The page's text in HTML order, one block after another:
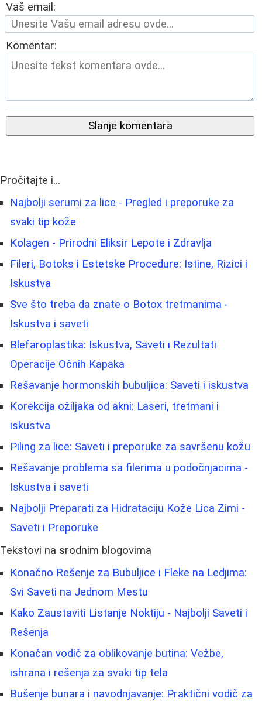
Vaš email:
Komentar:
Slanje komentara
Pročitajte i...
Najbolji serumi za lice - Pregled i preporuke za
svaki tip kože
Kolagen - Prirodni Eliksir Lepote i Zdravlja
Fileri, Botoks i Estetske Procedure: Istine, Rizici i
Iskustva
Sve što treba da znate o Botox tretmanima -
Iskustva i saveti
Blefaroplastika: Iskustva, Saveti i Rezultati
Operacije Očnih Kapaka
Rešavanje hormonskih bubuljica: Saveti i iskustva
Korekcija ožiljaka od akni: Laseri, tretmani i
iskustva
Piling za lice: Saveti i preporuke za savršenu kožu
Rešavanje problema sa filerima u podočnjacima -
Iskustva i saveti
Najbolji Preparati za Hidrataciju Kože Lica Zimi -
Saveti i Preporuke
Tekstovi na srodnim blogovima
Konačno Rešenje za Bubuljice i Fleke na Ledjima:
Svi Saveti na Jednom Mestu
Kako Zaustaviti Listanje Noktiju - Najbolji Saveti i
Rešenja
Konačan vodič za oblikovanje butina: Vežbe,
ishrana i rešenja za svaki tip tela
Bušenje bunara i navodnjavanje: Praktični vodič za